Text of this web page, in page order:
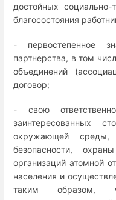
достойных
благосостояния
- первостепенное
партнерства, в том
объединений
договор;
- свою
заинтересованных
окружающей среды,
безопасности,
организаций атомной
населения и
таким образом,